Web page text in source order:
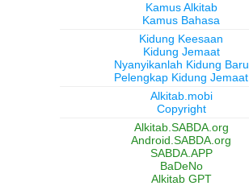
Kamus Alkitab
Kamus Bahasa
Kidung Keesaan
Kidung Jemaat
Nyanyikanlah Kidung Baru
Pelengkap Kidung Jemaat
Alkitab.mobi
Copyright
Alkitab.SABDA.org
Android.SABDA.org
SABDA.APP
BaDeNo
Alkitab GPT